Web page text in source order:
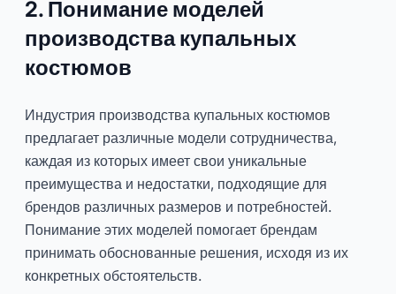
2. Понимание моделей
производства купальных
костюмов
Индустрия производства купальных костюмов
предлагает различные модели сотрудничества,
каждая из которых имеет свои уникальные
преимущества и недостатки, подходящие для
брендов различных размеров и потребностей.
Понимание этих моделей помогает брендам
принимать обоснованные решения, исходя из их
конкретных обстоятельств.